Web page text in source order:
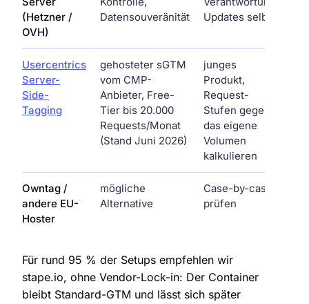
(Hetzner /
OVH)
Datensouveränität
Updates selbst
Usercentrics
Server-
Side-
Tagging
gehosteter sGTM
vom CMP-
Anbieter, Free-
Tier bis 20.000
Requests/Monat
(Stand Juni 2026)
junges
Produkt,
Request-
Stufen gegen
das eigene
Volumen
kalkulieren
Owntag /
andere EU-
Hoster
mögliche
Alternative
Case-by-case
prüfen
Für rund 95 % der Setups empfehlen wir
stape.io, ohne Vendor-Lock-in: Der Container
bleibt Standard-GTM und lässt sich später